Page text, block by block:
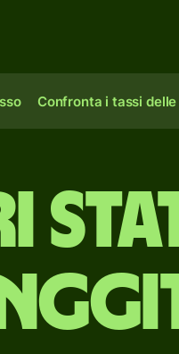
Confronta i tassi